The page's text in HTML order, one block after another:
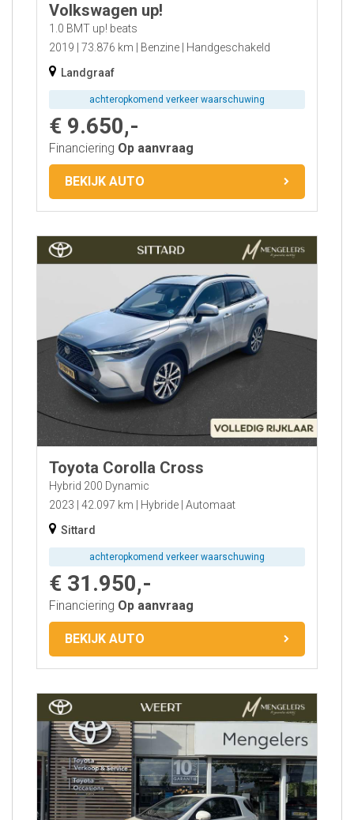
Volkswagen up!
1.0 BMT up! beats
2019
73.876 km Benzine
Handgeschakeld
Landgraaf
achteropkomend verkeer waarschuwing
€ 9.650,-
Financiering Op aanvraag
BEKIJK AUTO
Toyota Corolla Cross
Hybrid 200 Dynamic
2023
42.097 km Hybride Automaat
Sittard
achteropkomend verkeer waarschuwing
€ 31.950,-
Financiering Op aanvraag
BEKIJK AUTO